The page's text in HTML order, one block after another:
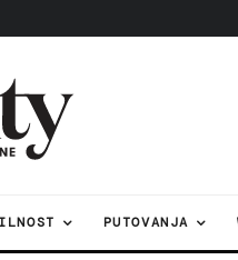
PUTOVANJA